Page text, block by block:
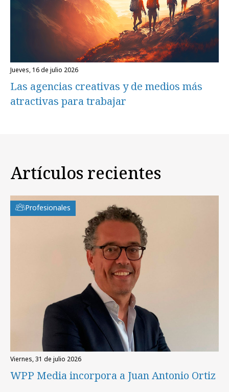
jueves, 16 de julio 2026
Las agencias creativas y de medios más
atractivas para trabajar
Artículos recientes
Profesionales
viernes, 31 de julio 2026
WPP Media incorpora a Juan Antonio Ortiz